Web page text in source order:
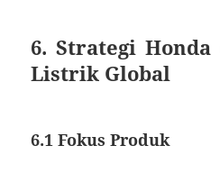
6. Strategi
Listrik Global
6.1 Fokus Produk